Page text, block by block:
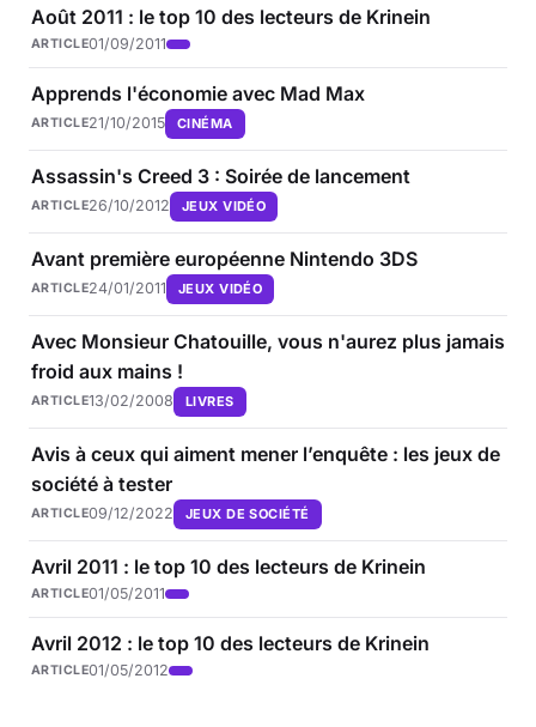
Août 2011 : le top 10 des lecteurs de Krinein
ARTICLE01/09/2011
Apprends l'économie avec Mad Max
ARTICLE21/10/2015 CINÉMA
Assassin's Creed 3 : Soirée de lancement
ARTICLE26/10/2012 JEUX VIDÉO
Avant première européenne Nintendo 3DS
ARTICLE24/01/2011 JEUX VIDÉO
Avec Monsieur Chatouille, vous n'aurez plus jamais
froid aux mains !
ARTICLE13/02/2008 LIVRES
Avis à ceux qui aiment mener l’enquête : les jeux de
société à tester
ARTICLE09/12/2022 JEUX DE SOCIÉTÉ
Avril 2011 : le top 10 des lecteurs de Krinein
ARTICLE01/05/2011
Avril 2012 : le top 10 des lecteurs de Krinein
ARTICLE01/05/2012